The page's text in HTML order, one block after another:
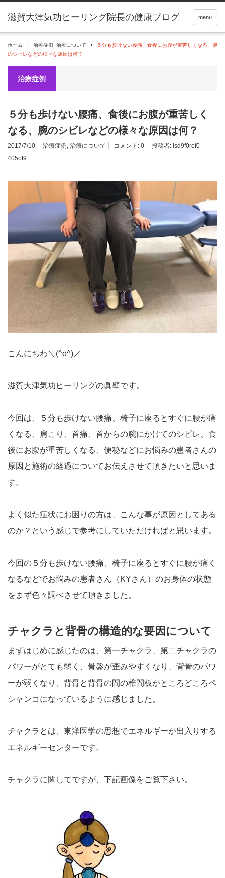
滋賀大津気功ヒーリング院長の健康ブログ menu
ホーム 治療症例 治療について
５分も歩けない腰痛、食後にお腹が重苦しくなる、腕
のシビレなどの様々な原因は何？
治療症例
５分も歩けない腰痛、食後にお腹が重苦しく
なる、腕のシビレなどの様々な原因は何？
2017/7/10 治療症例 , 治療について コメント: 0 投稿者: isd9f0rof0-
405ot9
こんにちわ＼(^o^)／
滋賀大津気功ヒーリングの眞壁です。
今回は、５分も歩けない腰痛、椅子に座るとすぐに腰が痛
くなる、肩こり、首痛、首からの腕にかけてのシビレ、食
後にお腹が重苦しくなる、便秘などにお悩みの患者さんの
原因と施術の経過についてお伝えさせて頂きたいと思いま
す。
よく似た症状にお困りの方は、こんな事が原因としてある
のか？という感じで参考にしていただければと思います。
今回の５分も歩けない腰痛、椅子に座るとすぐに腰が痛く
なるなどでお悩みの患者さん（KYさん）のお身体の状態
をまず色々調べさせて頂きました。
チャクラと背骨の構造的な要因について
まずはじめに感じたのは、第一チャクラ、第二チャクラの
パワーがとても弱く、骨盤が歪みやすくなり、背骨のパワ
ーが弱くなり、背骨と背骨の間の椎間板がところどころペ
シャンコになっているように感じました。
チャクラとは、東洋医学の思想でエネルギーが出入りする
エネルギーセンターです。
チャクラに関してですが、下記画像をご覧下さい。